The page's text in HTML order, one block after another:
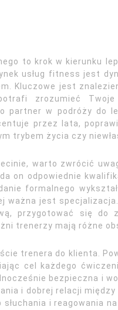
to krok w kierunku
usług fitness jest
Kluczowe jest
zrozumieć
partner w podróży do
przez lata,
trybem życia czy
warto zwrócić
on odpowiednie
formalnego
ważna jest
przygotować się do
trenerzy mają różne
trenera do klienta.
cel każdego
bezpieczna i
i dobrej relacji
i reagowania